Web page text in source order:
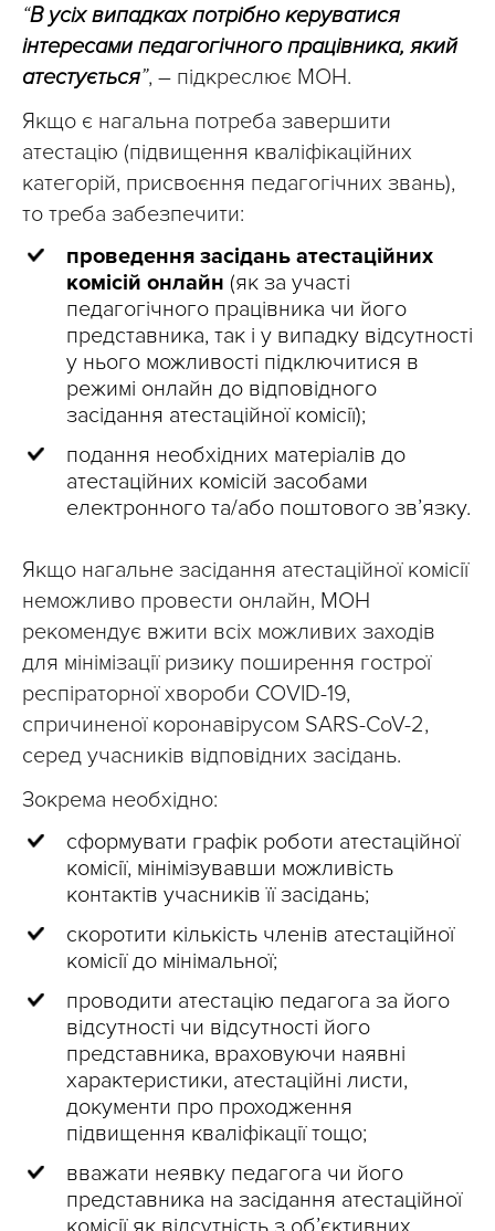
“В усіх випадках потрібно керуватися
інтересами педагогічного працівника, який
атестується”, – підкреслює МОН.
Якщо є нагальна потреба завершити
атестацію (підвищення кваліфікаційних
категорій, присвоєння педагогічних звань),
то треба забезпечити:
проведення засідань атестаційних
комісій онлайн (як за участі
педагогічного працівника чи його
представника, так і у випадку відсутності
у нього можливості підключитися в
режимі онлайн до відповідного
засідання атестаційної комісії);
подання необхідних матеріалів до
атестаційних комісій засобами
електронного та/або поштового зв’язку.
Якщо нагальне засідання атестаційної комісії
неможливо провести онлайн, МОН
рекомендує вжити всіх можливих заходів
для мінімізації ризику поширення гострої
респіраторної хвороби COVID-19,
спричиненої коронавірусом SARS-CoV-2,
серед учасників відповідних засідань.
Зокрема необхідно:
сформувати графік роботи атестаційної
комісії, мінімізувавши можливість
контактів учасників її засідань;
скоротити кількість членів атестаційної
комісії до мінімальної;
проводити атестацію педагога за його
відсутності чи відсутності його
представника, враховуючи наявні
характеристики, атестаційні листи,
документи про проходження
підвищення кваліфікації тощо;
вважати неявку педагога чи його
представника на засідання атестаційної